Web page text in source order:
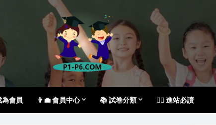
為會員 👨‍💼 會員中心 📚 試卷分類 🙇‍♀️ 進站必讀